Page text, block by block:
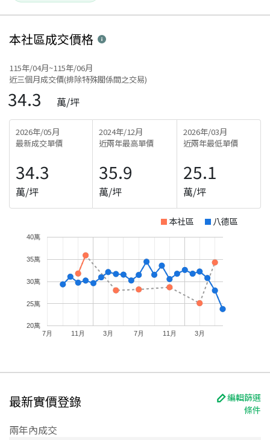
本社區成交價格
115年/04月~115年/06月
近三個月成交價(排除特殊關係間之交易)
34.3 萬/坪
2026年/05月
最新成交單價
34.3
萬/坪
2024年/12月
近兩年最高單價
35.9
萬/坪
2026年/03月
近兩年最低單價
25.1
萬/坪
本社區 八德區
7月 11月 3月 7月 11月 3月
20萬
25萬
30萬
35萬
40萬
最新實價登錄
編輯篩選
條件
兩年內成交